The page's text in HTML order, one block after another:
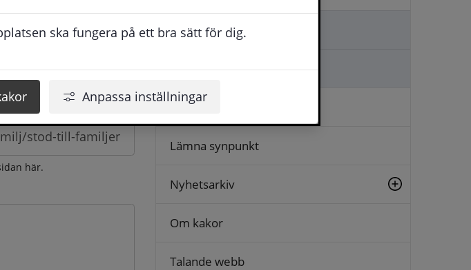
ska fungera på ett bra sätt för dig.
Anpassa inställningar
möjligt under arbetstid.
här.
Kontakta oss
Ställa en fråga
Logga in
Lämna synpunkt
Nyhetsarkiv
Om kakor
Talande webb